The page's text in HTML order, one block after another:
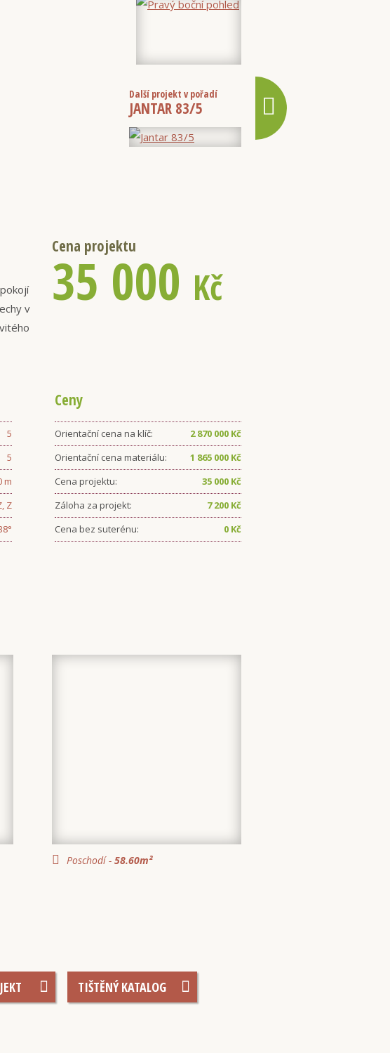
Další projekt v pořadí
JANTAR 83/5
v
Cena projektu
35 000 Kč
5
5
m
Z
°
Ceny
Orientační cena na klíč: 2 870 000 Kč
Orientační cena materiálu:
1 865 000 Kč
Cena projektu:
35 000 Kč
Záloha za projekt:
7 200 Kč
Cena bez suterénu:
0 Kč
Poschodí - 58.60m²
TIŠTĚNÝ KATALOG